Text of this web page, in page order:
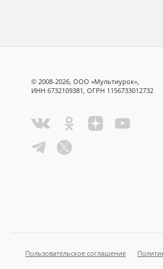
© 2008-2026, ООО «Мультиурок»,
ИНН 6732109381, ОГРН 1156733012732
Пользовательское соглашение